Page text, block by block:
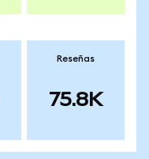
Reseñas
75.8K